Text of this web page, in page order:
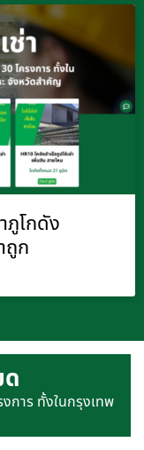
ภูโกดัง
ถูก
งการ ทั้งในกรุงเทพ